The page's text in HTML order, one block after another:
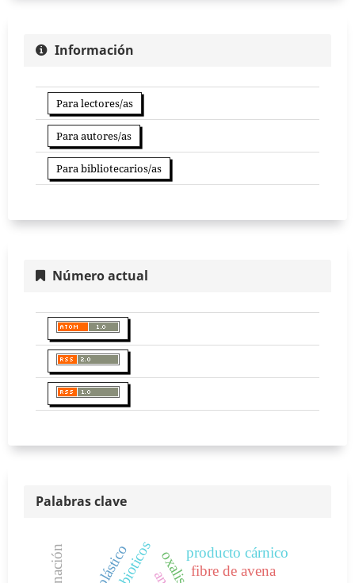
Información
Para lectores/as
Para autores/as
Para bibliotecarios/as
Número actual
Palabras clave
fibre de avena
producto cárnico